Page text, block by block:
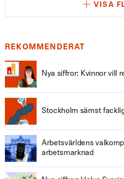
VISA
REKOMMENDERAT
Nya siffror: Kvinnor vill
Stockholm sämst
Arbetsvärldens
arbetsmarknad